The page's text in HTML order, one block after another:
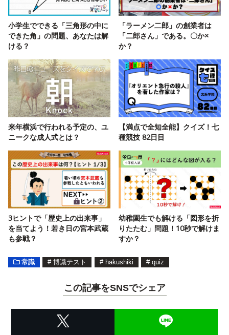
小学生でできる「三角形の中に
できた角」の問題、あなたは解
ける？
「ラーメン二郎」の創業者は
「二郎さん」である。〇か×
か？
来年横浜で行われる予定の、ユ
ニークな成人式とは？
【満点で全知全能】クイズ！七
種競技 82日目
3ヒントで「歴史上の出来事」
を当てよう！若き日の宮本武蔵
も参戦？
幼稚園生でも解ける「図形を折
りたたむ」問題！10秒で解けま
すか？
常識 # 博識テスト # hakushiki # quiz
この記事をSNSでシェア